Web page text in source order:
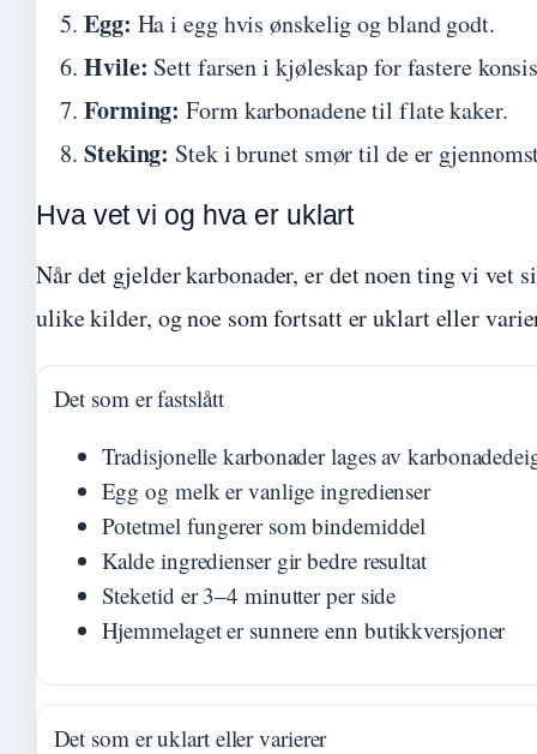
Egg: Ha i egg hvis ønskelig og bland godt.
Hvile: Sett farsen i kjøleskap for fastere
Forming: Form karbonadene til flate kaker.
Steking: Stek i brunet smør til de er
Hva vet vi og hva er uklart
Når det gjelder karbonader, er det noen ting vi vet
ulike kilder, og noe som fortsatt er uklart eller
Det som er fastslått
Tradisjonelle karbonader lages av
Egg og melk er vanlige ingredienser
Potetmel fungerer som bindemiddel
Kalde ingredienser gir bedre resultat
Steketid er 3–4 minutter per side
Hjemmelaget er sunnere enn butikkversjoner
Det som er uklart eller varierer